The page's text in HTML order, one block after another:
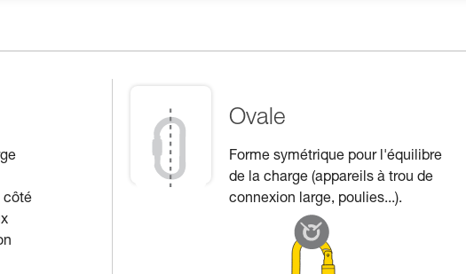
côté
Ovale
Forme symétrique pour l'équilibre
de la charge (appareils à trou de
connexion large, poulies...).